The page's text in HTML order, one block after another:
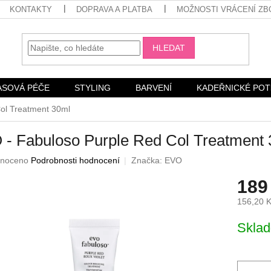
KONTAKTY DOPRAVA A PLATBA MOŽNOSTI VRÁCENÍ
HLEDAT
PÉČE STYLING BARVENÍ KADEŘNICKÉ
Treatment 30ml
- Fabuloso Purple Red Col Treatment
Podrobnosti hodnocení Značka: EVO
156,20
cena: